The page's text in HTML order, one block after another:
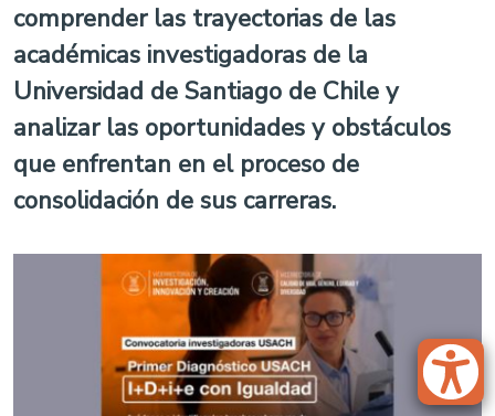
comprender las trayectorias de las
académicas investigadoras de la
Universidad de Santiago de Chile y
analizar las oportunidades y obstáculos
que enfrentan en el proceso de
consolidación de sus carreras.